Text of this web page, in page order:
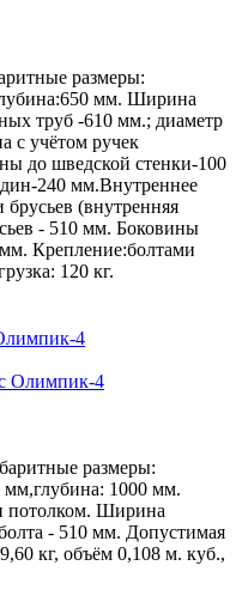
размеры:
мм. Ширина
труб -610 мм.; диаметр
с учётом ручек
до шведской стенки-100
240 мм.Внутреннее
брусьев (внутренняя
- 510 мм. Боковины
Крепление:болтами
120 кг.
4
размеры:
1000 мм.
потолком. Ширина
- 510 мм. Допустимая
кг, объём 0,108 м. куб.,